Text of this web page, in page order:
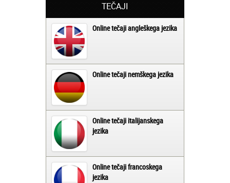
TEČAJI
Online tečaji angleškega jezika
Online tečaji nemškega jezika
Online tečaji italijanskega
jezika
Online tečaji francoskega
jezika